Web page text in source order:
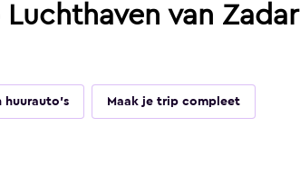
van Zadar
huurauto's Maak je trip compleet